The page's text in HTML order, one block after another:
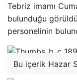
Tebriz imamı
bulunduğu
personelinin
Bu içerik Hazar